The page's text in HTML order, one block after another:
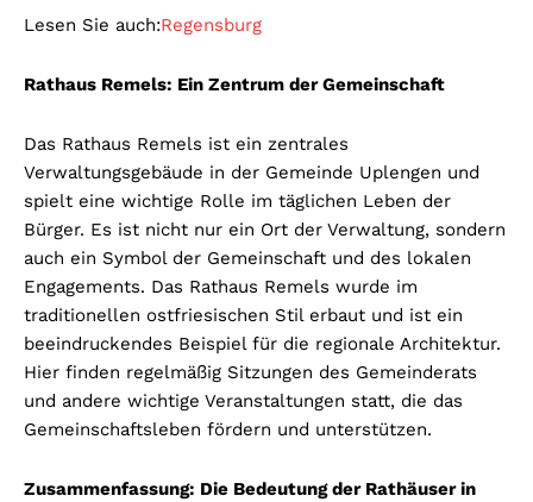
Lesen Sie auch:Regensburg
Rathaus Remels: Ein Zentrum der Gemeinschaft
Das Rathaus Remels ist ein zentrales
Verwaltungsgebäude in der Gemeinde Uplengen und
spielt eine wichtige Rolle im täglichen Leben der
Bürger. Es ist nicht nur ein Ort der Verwaltung, sondern
auch ein Symbol der Gemeinschaft und des lokalen
Engagements. Das Rathaus Remels wurde im
traditionellen ostfriesischen Stil erbaut und ist ein
beeindruckendes Beispiel für die regionale Architektur.
Hier finden regelmäßig Sitzungen des Gemeinderats
und andere wichtige Veranstaltungen statt, die das
Gemeinschaftsleben fördern und unterstützen.
Zusammenfassung: Die Bedeutung der Rathäuser in